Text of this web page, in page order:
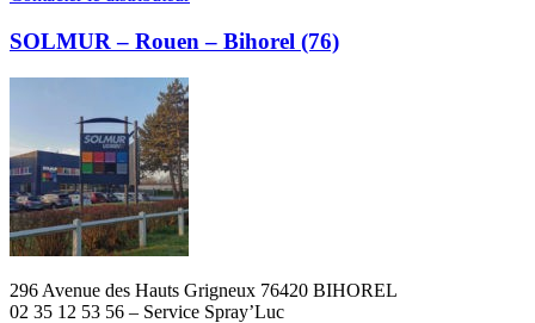
SOLMUR – Rouen – Bihorel (76)
296 Avenue des Hauts Grigneux 76420 BIHOREL
02 35 12 53 56 – Service Spray’Luc